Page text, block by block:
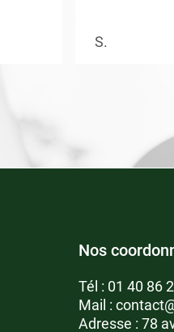
S.
Nos
Tél : 01 40 86
Mail :
Adresse : 78